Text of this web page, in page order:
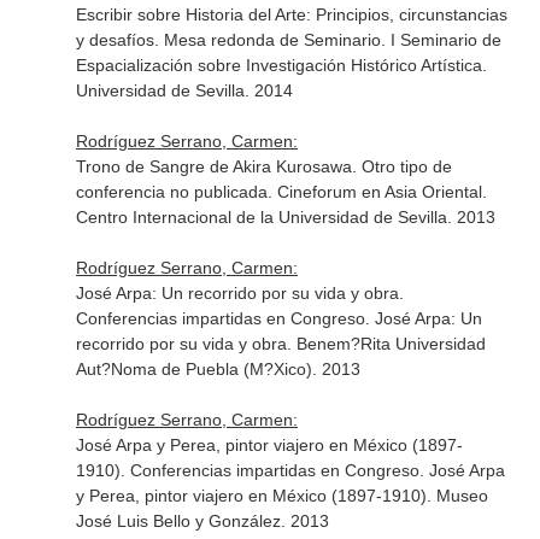
Escribir sobre Historia del Arte: Principios, circunstancias
y desafíos. Mesa redonda de Seminario. I Seminario de
Espacialización sobre Investigación Histórico Artística.
Universidad de Sevilla. 2014
Rodríguez Serrano, Carmen:
Trono de Sangre de Akira Kurosawa. Otro tipo de
conferencia no publicada. Cineforum en Asia Oriental.
Centro Internacional de la Universidad de Sevilla. 2013
Rodríguez Serrano, Carmen:
José Arpa: Un recorrido por su vida y obra.
Conferencias impartidas en Congreso. José Arpa: Un
recorrido por su vida y obra. Benem?Rita Universidad
Aut?Noma de Puebla (M?Xico). 2013
Rodríguez Serrano, Carmen:
José Arpa y Perea, pintor viajero en México (1897-
1910). Conferencias impartidas en Congreso. José Arpa
y Perea, pintor viajero en México (1897-1910). Museo
José Luis Bello y González. 2013